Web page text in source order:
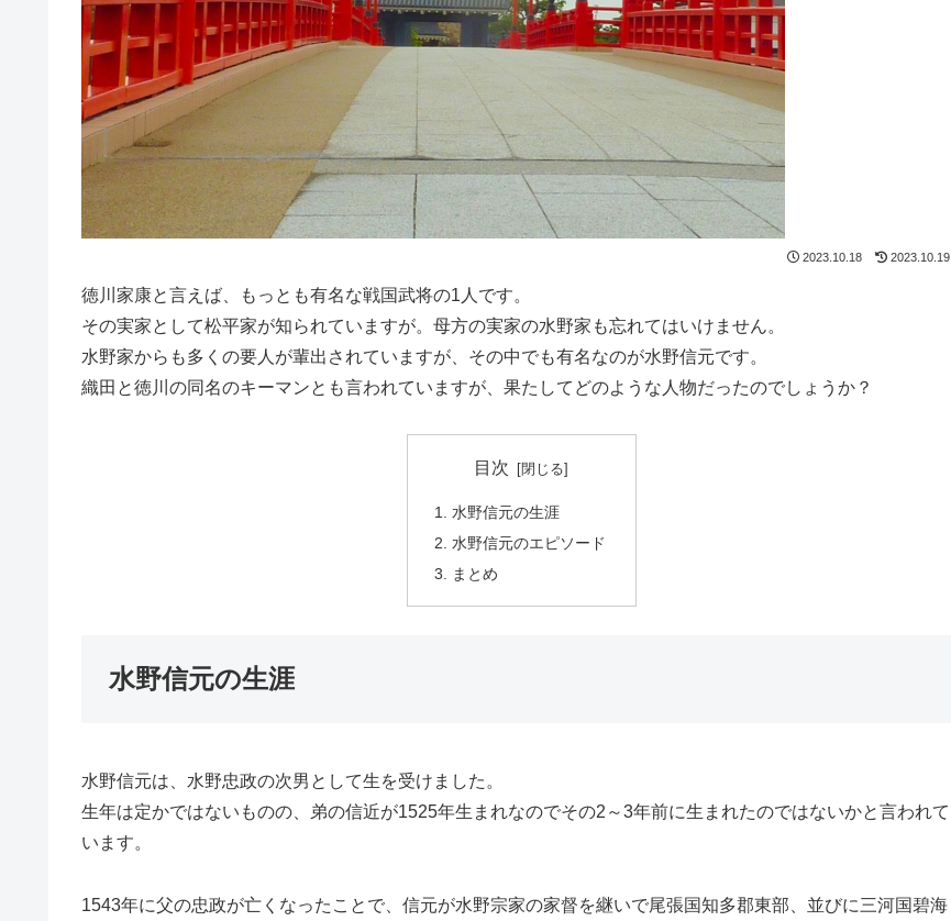
2023.10.18 2023.10.19
徳川家康と言えば、もっとも有名な戦国武将の1人です。
その実家として松平家が知られていますが。母方の実家の水野家も忘れてはいけません。
水野家からも多くの要人が輩出されていますが、その中でも有名なのが水野信元です。
織田と徳川の同名のキーマンとも言われていますが、果たしてどのような人物だったのでしょうか？
目次
水野信元の生涯
水野信元のエピソード
まとめ
水野信元の生涯
水野信元は、水野忠政の次男として生を受けました。
生年は定かではないものの、弟の信近が1525年生まれなのでその2～3年前に生まれたのではないかと言われて
います。
1543年に父の忠政が亡くなったことで、信元が水野宗家の家督を継いで尾張国知多郡東部、並びに三河国碧海